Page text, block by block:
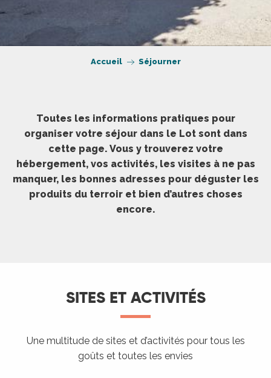
Accueil Séjourner
Toutes les informations pratiques pour
organiser votre séjour dans le Lot sont dans
cette page. Vous y trouverez votre
hébergement, vos activités, les visites à ne pas
manquer, les bonnes adresses pour déguster les
produits du terroir et bien d’autres choses
encore.
SITES ET ACTIVITÉS
Une multitude de sites et d’activités pour tous les
goûts et toutes les envies